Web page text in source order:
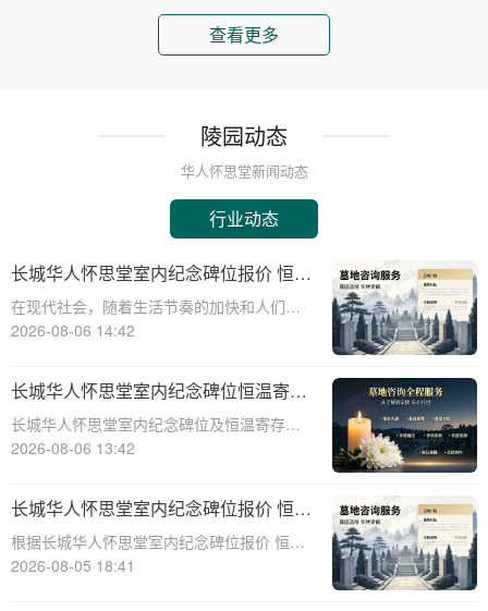
查看更多
陵园动态
华人怀思堂新闻动态
行业动态
长城华人怀思堂室内纪念碑位报价 恒温
寄存配套同步减免详解
在现代社会，随着生活节奏的加快和人们对
身后事的关注度提升，越来越多的人开始考
和怀念。长城华人怀思堂作为一家专业的纪
念服务机构，提供了一系列的纪念产品和服
务，其中包
2026-08-06 14:42
长城华人怀思堂室内纪念碑位恒温寄存
服务报价及同步减免政策详解
长城华人怀思堂室内纪念碑位及恒温寄存服
务报价与同步减免政策详解☎ 华人怀思堂电
步，人们对逝者的纪念方式日益多元化。室
内纪念碑位作为一种新兴的纪念
2026-08-06 13:42
长城华人怀思堂室内纪念碑位报价 恒温
寄存配套同步减免详解
根据长城华人怀思堂室内纪念碑位报价 恒温
寄存配套同步减免详解☎ 华人怀思堂电
2026-08-05 18:41